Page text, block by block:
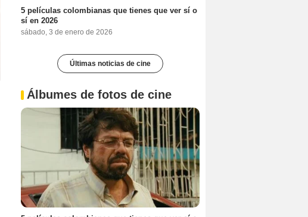
5 películas colombianas que tienes que ver sí o
sí en 2026
sábado, 3 de enero de 2026
Últimas noticias de cine
Álbumes de fotos de cine